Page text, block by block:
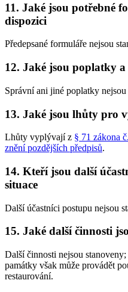
11. Jaké jsou potřebné
dispozici
Předepsané formuláře nejsou
12. Jaké jsou poplatky
Správní ani jiné poplatky nejsou
13. Jaké jsou lhůty pro
Lhůty vyplývají z § 71 zákona
znění pozdějších předpisů.
14. Kteří jsou další
situace
Další účastníci postupu nejsou
15. Jaké další činnosti
Další činnosti nejsou
památky však může provádět
restaurování.